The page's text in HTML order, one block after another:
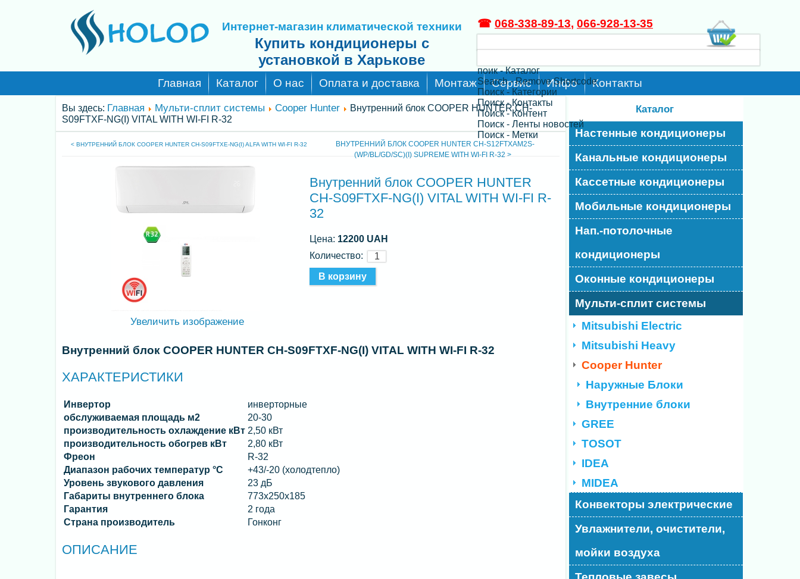
Интернет-магазин климатической техники
Купить кондиционеры с
установкой в Харькове
поик - Каталог
Search - Remove Shortcode
Поиск - Категории
Поиск - Контакты
Поиск - Контент
Поиск - Ленты новостей
Поиск - Метки
☎ 068-338-89-13, 066-928-13-35
Главная Каталог О нас Оплата и доставка Монтаж Сервис Инфо Контакты
Вы здесь: Главная Мульти-сплит системы Cooper Hunter
Внутренний блок COOPER HUNTER CH-
S09FTXF-NG(I) VITAL WITH WI-FI R-32
< ВНУТРЕННИЙ БЛОК COOPER HUNTER CH-S09FTXE-NG(I) ALFA WITH WI-FI R-32
ВНУТРЕННИЙ БЛОК COOPER HUNTER CH-S12FTXAM2S-
(WP/BL/GD/SC)(I) SUPREME WITH WI-FI R-32 >
Увеличить изображение
Внутренний блок COOPER HUNTER
CH-S09FTXF-NG(I) VITAL WITH WI-FI R-
32
Цена: 12200 UAH
Количество:
Внутренний блок COOPER HUNTER CH-S09FTXF-NG(I) VITAL WITH WI-FI R-32
ХАРАКТЕРИСТИКИ
Инвертор
инверторные
обслуживаемая площадь м2
20-30
производительность охлаждение кВт 2,50 кВт
производительность обогрев кВт
2,80 кВт
Фреон
R-32
Диапазон рабочих температур °C
+43/-20 (холодтепло)
Уровень звукового давления
23 дБ
Габариты внутреннего блока
773x250x185
Гарантия
2 года
Страна производитель
Гонконг
ОПИСАНИЕ
Каталог
Настенные кондиционеры
Канальные кондиционеры
Кассетные кондиционеры
Мобильные кондиционеры
Нап.-потолочные
кондиционеры
Оконные кондиционеры
Мульти-сплит системы
Mitsubishi Electric
Mitsubishi Heavy
Cooper Hunter
Наружные Блоки
Внутренние блоки
GREE
TOSOT
IDEA
MIDEA
Конвекторы электрические
Увлажнители, очистители,
мойки воздуха